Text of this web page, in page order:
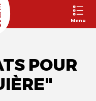
Menu
POUR